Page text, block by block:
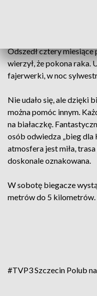
Odszedł cztery miesiące
wierzył, że pokona raka.
fajerwerki, w noc
Nie udało się, ale dzięki
można pomóc innym.
na białaczkę.
osób odwiedza „bieg dla
atmosfera jest miła,
doskonale oznakowana.
W sobotę biegacze
metrów do 5 kilometrów.
#TVP3 Szczecin Polub